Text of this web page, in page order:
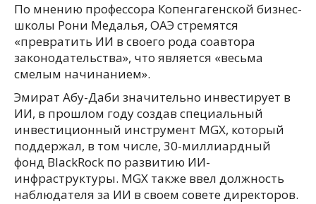
По мнению профессора Копенгагенской бизнес-
школы Рони Медалья, ОАЭ стремятся
«превратить ИИ в своего рода соавтора
законодательства», что является «весьма
смелым начинанием».
Эмират Абу-Даби значительно инвестирует в
ИИ, в прошлом году создав специальный
инвестиционный инструмент MGX, который
поддержал, в том числе, 30-миллиардный
фонд BlackRock по развитию ИИ-
инфраструктуры. МGX также ввел должность
наблюдателя за ИИ в своем совете директоров.